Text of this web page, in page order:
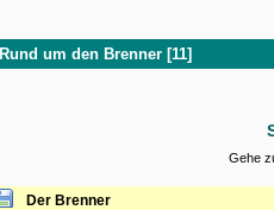
Rund um den Brenner [11]
Gehe
Der Brenner